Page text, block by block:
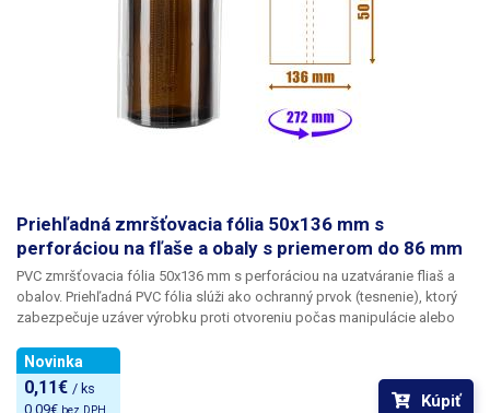
Priehľadná zmršťovacia fólia 50x136 mm s
perforáciou na fľaše a obaly s priemerom do 86 mm
PVC zmršťovacia fólia 50x136 mm s perforáciou na uzatváranie fliaš a
obalov. Priehľadná PVC fólia slúži ako ochranný prvok (tesnenie), ktorý
zabezpečuje uzáver výrobku proti otvoreniu počas manipulácie alebo
originálne zabalený výrobok, ktorý nebol nikdy otvorený a použitý. Fóliu
možno použiť na sklenené fľaštičky, fľaštičky s kvapkadlom, skúmavky,
hrdlá fliaš atď. Fólia sa vždy prispôsobí tvaru obalu.
Fólia so šírkou 136
Novinka
0,11€ / ks
0,09€ bez DPH Kúpiť